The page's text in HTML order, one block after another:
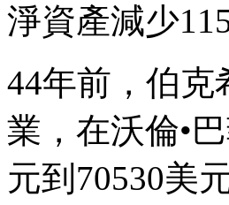
淨資產減少
44年前，伯克
業，在沃倫•
元到70530美